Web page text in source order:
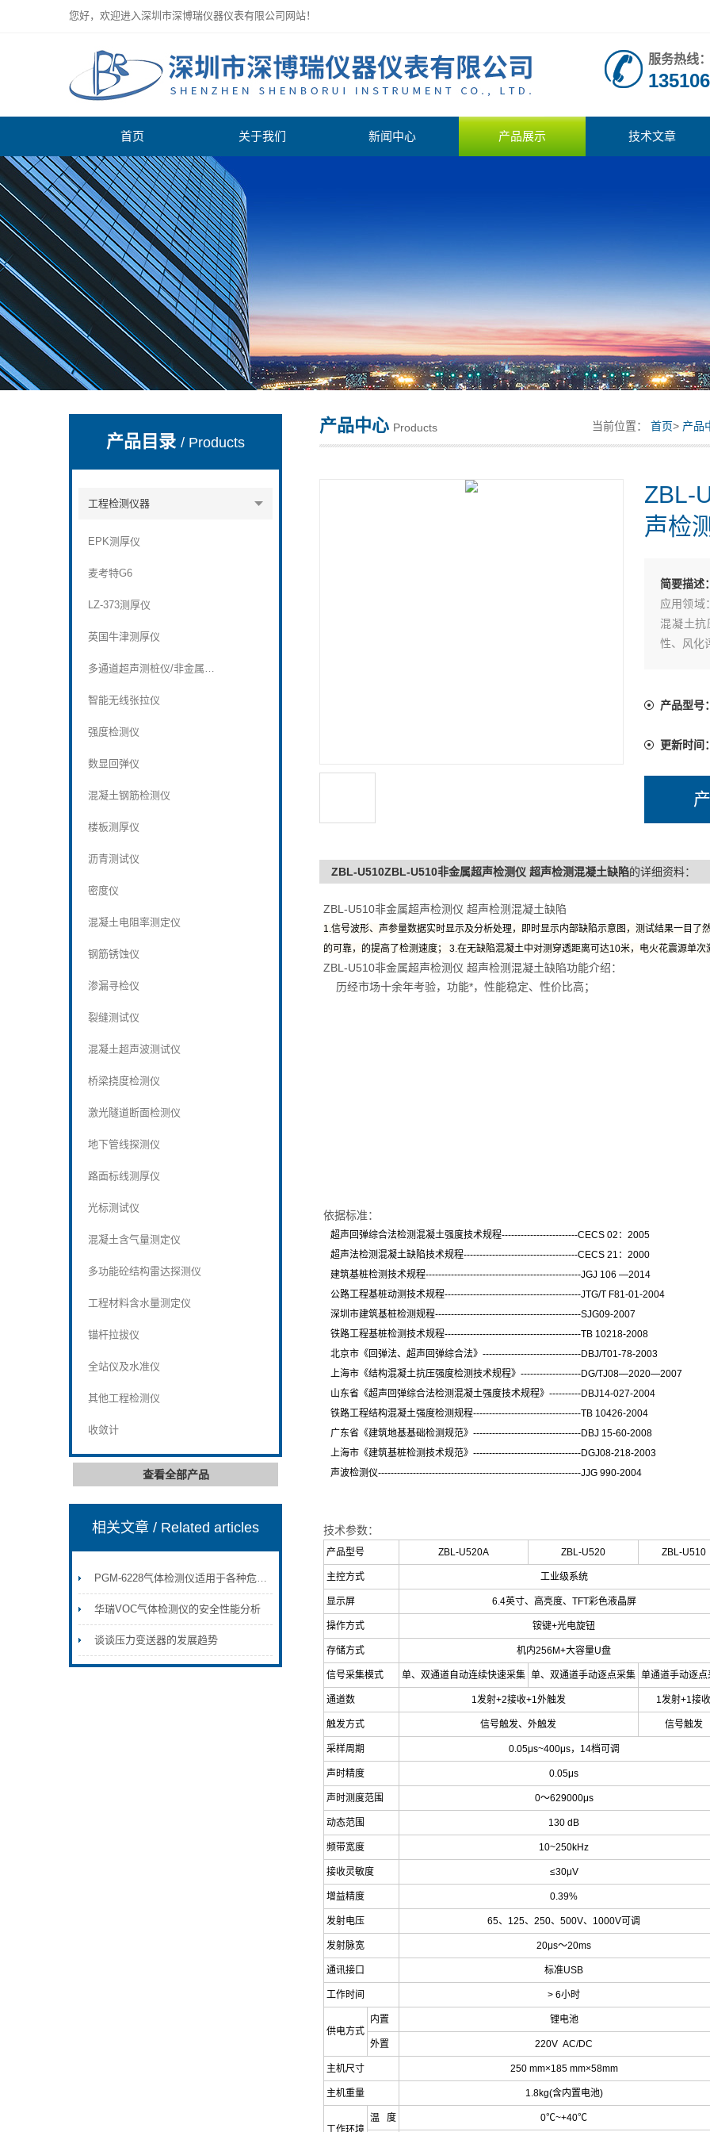
您好，欢迎进入深圳市深博瑞仪器仪表有限公司网站！
深圳市深博瑞仪器仪表有限公司
服务热线
首页 关于我们 新闻中心 产品展示 技术文章
产品目录/ Products
工程检测仪器
EPK测厚仪
麦考特G6
LZ-373测厚仪
英国牛津测厚仪
多通道超声测桩仪/非金属超声波检测仪
智能无线张拉仪
强度检测仪
数显回弹仪
混凝土钢筋检测仪
楼板测厚仪
沥青测试仪
密度仪
混凝土电阻率测定仪
钢筋锈蚀仪
渗漏寻检仪
裂缝测试仪
混凝土超声波测试仪
桥梁挠度检测仪
激光隧道断面检测仪
地下管线探测仪
路面标线测厚仪
光标测试仪
混凝土含气量测定仪
多功能砼结构雷达探测仪
工程材料含水量测定仪
锚杆拉拔仪
全站仪及水准仪
其他工程检测仪
收敛计
查看全部产品
相关文章/ Related articles
PGM-6228气体检测仪适用于各种危险环境使用
华瑞VOC气体检测仪的安全性能分析
谈谈压力变送器的发展趋势
产品中心 Products 当前位置： 首页> 产品
ZBL-
声检
简要描述
应用领域
混凝土
性、风化
产品型号
更新时间
ZBL-U510ZBL-U510非金属超声检测仪 超声检测混凝土缺陷的详细资料：
ZBL-U510非金属超声检测仪 超声检测混凝土缺陷
1.信号波形、声参量数据实时显示及分析处理，即时显示内部缺陷示意图，测试结果一目
的可靠，的提高了检测速度； 3.在无缺陷混凝土中对测穿透距离可达10米，电火花震源单
ZBL-U510非金属超声检测仪 超声检测混凝土缺陷功能介绍：
历经市场十余年考验，功能*，性能稳定、性价比高；
依据标准：
超声回弹综合法检测混凝土强度技术规程------------------------CECS 02：2005
超声法检测混凝土缺陷技术规程--------------­­­----------------------CECS 21：2000
建筑基桩检测技术规程--------------­­­-----------------------------------JGJ 106 —2014
公路工程基桩动测技术规程----------­­­-------------­­­--------------------­­­JTG/T F81-01-2004
深圳市建筑基桩检测规程----------------------------------------------SJG09-2007
铁路工程基桩检测技术规程-------------------------------------------TB 10218-2008
北京市《回弹法、超声回弹综合法》-------------------------------DBJ/T01-78-2003
上海市《结构混凝土抗压强度检测技术规程》-------------------DG/TJ08—2020—2007
山东省《超声回弹综合法检测混凝土强度技术规程》----------DBJ14-027-2004
铁路工程结构混凝土强度检测规程----------------------------------TB 10426-2004
广东省《建筑地基基础检测规范》----------------------------------DBJ 15-60-2008
上海市《建筑基桩检测技术规范》----------------------------------DGJ08-218-2003
声波检测仪----------------------------------------------------------------JJG 990-2004
技术参数：
产品型号 ZBL-U520A ZBL-U520 ZBL-U510
主控方式 工业级系统
显示屏 6.4英寸、高亮度、 TFT彩色液晶屏
操作方式 铵键+光电旋钮
存储方式 机内256M+大容量U盘
信号采集模式 单、双通道自动连续快速采集 单、双通道手动逐点采集 单通道手动逐点
通道数 1发射+2接收+1外触发 1发射+1接
触发方式 信号触发、外触发 信号触发
采样周期 0.05μs~400μs， 14档可调
声时精度 0.05μs
声时测度范围 0～629000μs
动态范围 130 dB
频带宽度 10~250kHz
接收灵敏度 ≤30μV
增益精度 0.39%
发射电压 65、 125、250、500V、 1000V可调
发射脉宽 20μs～20ms
通讯接口 标准USB
工作时间 > 6小时
供电方式
内置 锂电池
外置 220V AC/DC
主机尺寸 250 mm×185 mm×58mm
主机重量 1.8kg(含内置电池)
工作环境
温 度 0℃~+40℃